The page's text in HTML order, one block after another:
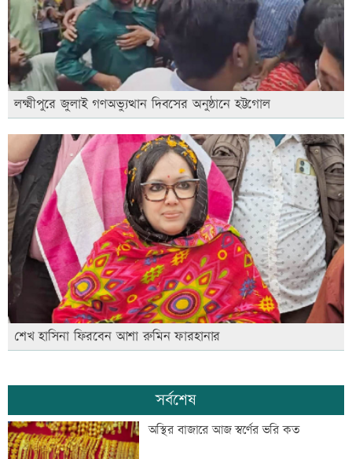
লক্ষ্মীপুরে জুলাই গণঅভ্যুত্থান দিবসের অনুষ্ঠানে হট্টগোল
শেখ হাসিনা ফিরবেন আশা রুমিন ফারহানার
সর্বশেষ
অস্থির বাজারে আজ স্বর্ণের ভরি কত